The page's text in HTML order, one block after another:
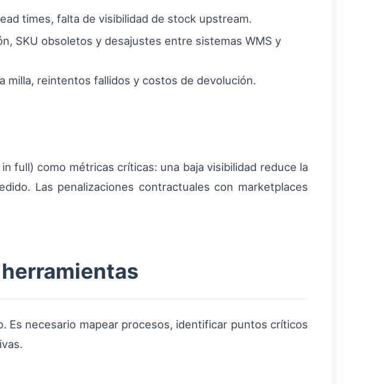
times, falta de visibilidad de stock upstream.
SKU obsoletos y desajustes entre sistemas WMS y
milla, reintentos fallidos y costos de devolución.
full) como métricas críticas: una baja visibilidad reduce la
Las penalizaciones contractuales con marketplaces
Es necesario mapear procesos, identificar puntos críticos